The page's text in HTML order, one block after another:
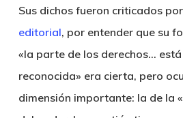
Sus dichos fueron criticados
editorial, por entender que su
«la parte de los derechos…
reconocida» era cierta, pero
dimensión importante: la de la